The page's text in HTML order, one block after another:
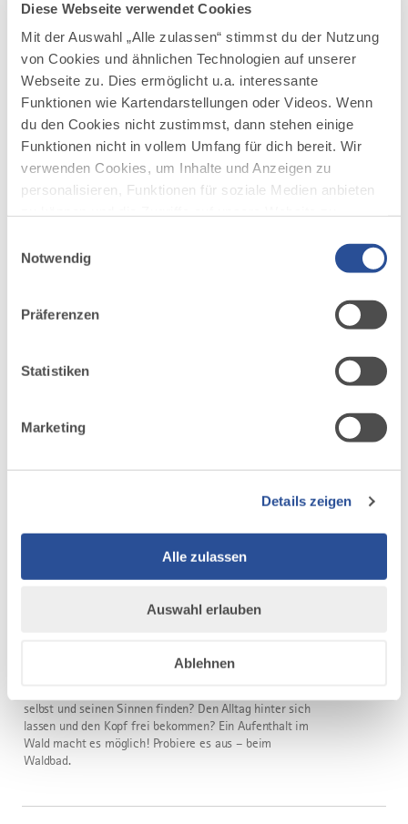
Diese Webseite verwendet Cookies
Mit der Auswahl „Alle zulassen“ stimmst du der Nutzung
von Cookies und ähnlichen Technologien auf unserer
Webseite zu. Dies ermöglicht u.a. interessante
Funktionen wie Kartendarstellungen oder Videos. Wenn
du den Cookies nicht zustimmst, dann stehen einige
Funktionen nicht in vollem Umfang für dich bereit. Wir
verwenden Cookies, um Inhalte und Anzeigen zu
personalisieren, Funktionen für soziale Medien anbieten
deiner Verwendung unserer Website an unsere Partner
möglicherweise mit weiteren Daten zusammen, die du
Nutzung der Dienste gesammelt haben.
Notwendig
Präferenzen
Statistiken
Marketing
Details zeigen
Alle zulassen
Auswahl erlauben
Ablehnen
28 WEITERE TERMINE
TREFFPUNKT: TICKETAUTOMAT AM BAHNHOF
selbst und seinen Sinnen finden? Den Alltag hinter sich
lassen und den Kopf frei bekommen? Ein Aufenthalt im
Wald macht es möglich! Probiere es aus – beim
Waldbad.
dazu